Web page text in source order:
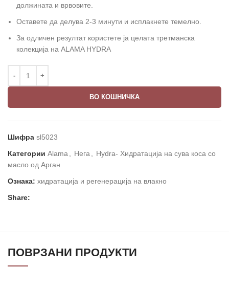
должината и врвовите.
Оставете да делува 2-3 минути и исплакнете темелно.
За одличен резултат користете ја целата третманска
колекција на ALAMA HYDRA
ВО КОШНИЧКА
Шифра sl5023
Категории Alama Нега
Hydra- Хидратација на сува коса со
масло од Арган
Ознака: хидратација и регенерација на влакно
Share:
ПОВРЗАНИ ПРОДУКТИ